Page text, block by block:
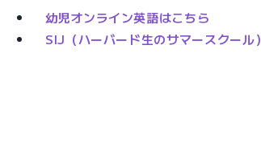
幼児オンライン英語はこちら
SIJ（ハーバード生のサマースクール）